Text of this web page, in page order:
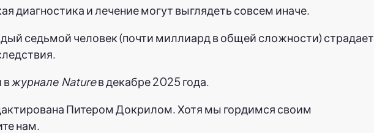
диагностика и лечение могут выглядеть совсем иначе.
седьмой человек (почти миллиард в общей сложности) страдает
вжурнале Natureв декабре 2025 года.
Питером Докрилом. Хотя мы гордимся своим
нам.